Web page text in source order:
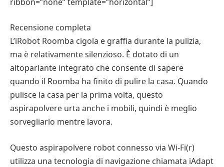
Recensione completa
L’iRobot Roomba cigola e graffia durante la pulizia,
ma è relativamente silenzioso. È dotato di un
altoparlante integrato che consente di sapere
quando il Roomba ha finito di pulire la casa. Quando
pulisce la casa per la prima volta, questo
aspirapolvere urta anche i mobili, quindi è meglio
sorvegliarlo mentre lavora.
Questo aspirapolvere robot connesso via Wi-Fi(r)
utilizza una tecnologia di navigazione chiamata iAdapt